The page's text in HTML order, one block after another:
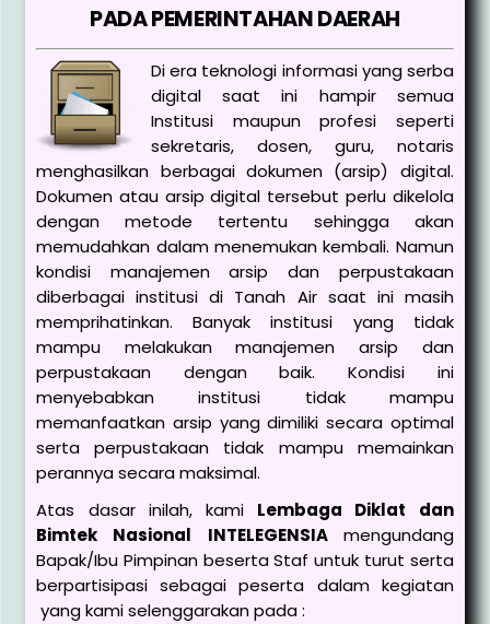
PADA PEMERINTAHAN DAERAH
Di era teknologi informasi yang serba
digital saat ini hampir semua
Institusi maupun profesi seperti
sekretaris, dosen, guru, notaris
menghasilkan berbagai dokumen (arsip) digital.
Dokumen atau arsip digital tersebut perlu dikelola
dengan metode tertentu sehingga akan
memudahkan dalam menemukan kembali. Namun
kondisi manajemen arsip dan perpustakaan
diberbagai institusi di Tanah Air saat ini masih
memprihatinkan. Banyak institusi yang tidak
mampu melakukan manajemen arsip dan
perpustakaan dengan baik. Kondisi ini
menyebabkan institusi tidak mampu
memanfaatkan arsip yang dimiliki secara optimal
serta perpustakaan tidak mampu memainkan
perannya secara maksimal.
Atas dasar inilah, kami Lembaga Diklat dan
Bimtek Nasional INTELEGENSIA mengundang
Bapak/Ibu Pimpinan beserta Staf untuk turut serta
berpartisipasi sebagai peserta dalam kegiatan
yang kami selenggarakan pada :